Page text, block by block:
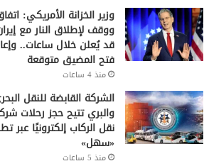
وزير الخزانة الأمريكي:
ووقف لإطلاق النار مع
قد يُعلن خلال ساعات..
فتح المضيق متوقعة
منذ 4 ساعات
الشركة القابضة للنقل
والبري تتيح حجز رحلات
نقل الركاب إلكترونيًا عبر
«سهل»
منذ 5 ساعات